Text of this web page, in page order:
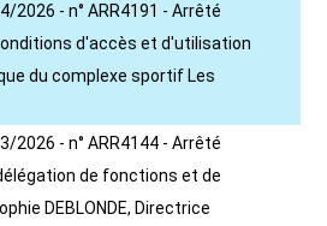
2026 - n° ARR4191 - Arrêté
d'accès et d'utilisation
du complexe sportif Les
2026 - n° ARR4144 - Arrêté
de fonctions et de
DEBLONDE, Directrice